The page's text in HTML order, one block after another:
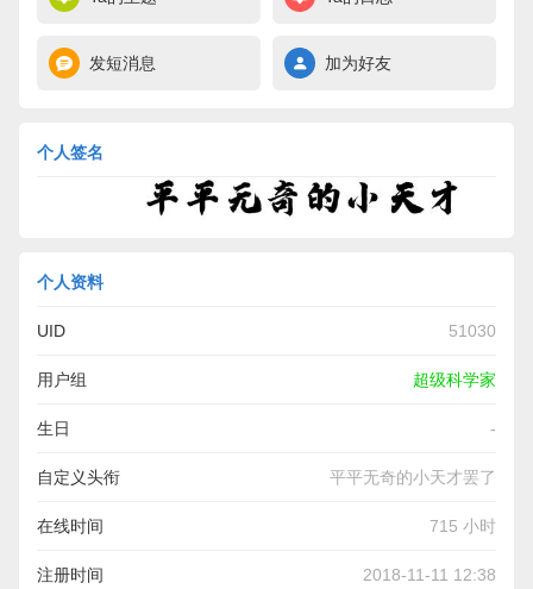
发短消息 加为好友
个人签名
个人资料
UID 51030
用户组 超级科学家
生日 -
自定义头衔 平平无奇的小天才罢了
在线时间 715 小时
注册时间 2018-11-11 12:38